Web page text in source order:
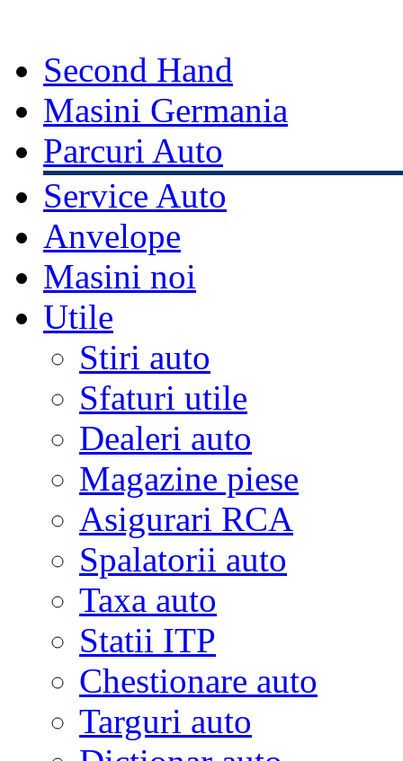
Second Hand
Masini Germania
Parcuri Auto
Service Auto
Anvelope
Masini noi
Utile
Stiri auto
Sfaturi utile
Dealeri auto
Magazine piese
Asigurari RCA
Spalatorii auto
Taxa auto
Statii ITP
Chestionare auto
Targuri auto